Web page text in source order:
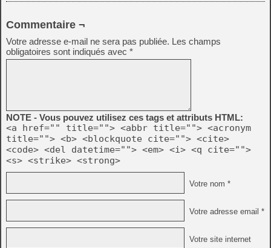
Commentaire ¬
Votre adresse e-mail ne sera pas publiée. Les champs
obligatoires sont indiqués avec *
NOTE - Vous pouvez utilisez ces tags et attributs HTML:
<a href="" title=""> <abbr title=""> <acronym
title=""> <b> <blockquote cite=""> <cite>
<code> <del datetime=""> <em> <i> <q cite="">
<s> <strike> <strong>
Votre nom *
Votre adresse email *
Votre site internet